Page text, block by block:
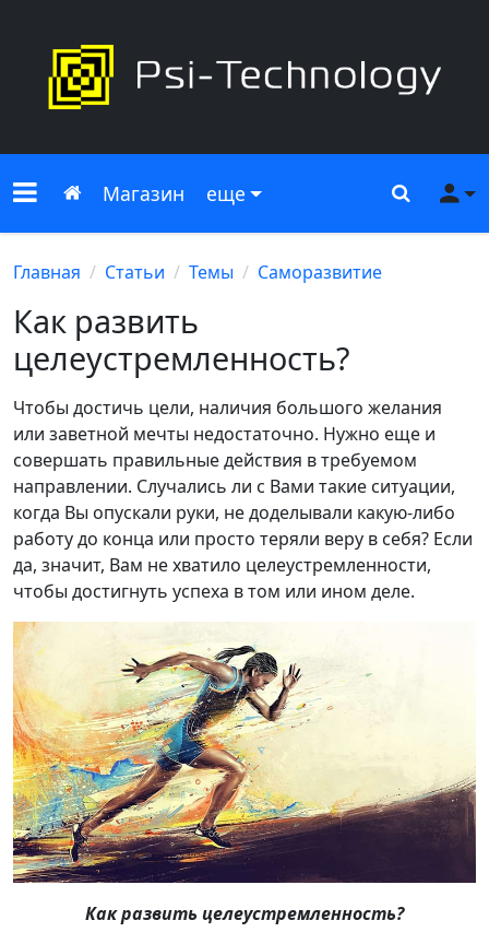
Меню сайта
Главная
Магазин еще Поиск
Главная Статьи Темы Саморазвитие
Как развить
целеустремленность?
Чтобы достичь цели, наличия большого желания
или заветной мечты недостаточно. Нужно еще и
совершать правильные действия в требуемом
направлении. Случались ли с Вами такие ситуации,
когда Вы опускали руки, не доделывали какую-либо
работу до конца или просто теряли веру в себя? Если
да, значит, Вам не хватило целеустремленности,
чтобы достигнуть успеха в том или ином деле.
Как развить целеустремленность?